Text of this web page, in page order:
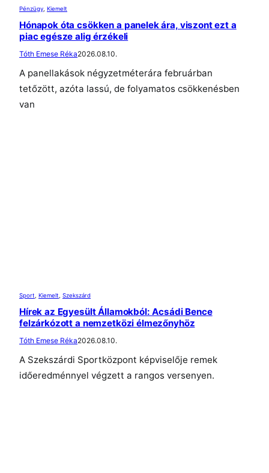
Pénzügy Kiemelt
Hónapok óta csökken a panelek ára, viszont ezt a
piac egésze alig érzékeli
Tóth Emese Réka2026.08.10.
A panellakások négyzetméterára februárban
tetőzött, azóta lassú, de folyamatos csökkenésben
van
Sport Kiemelt Szekszárd
Hírek az Egyesült Államokból: Acsádi Bence
felzárkózott a nemzetközi élmezőnyhöz
Tóth Emese Réka2026.08.10.
A Szekszárdi Sportközpont képviselője remek
időeredménnyel végzett a rangos versenyen.